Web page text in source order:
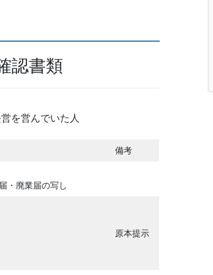
認書類
を営んでいた人
備考
・廃業届の写し
原本提示